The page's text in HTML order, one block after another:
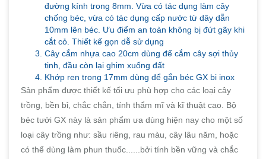
đường kính trong 8mm. Vừa có tác dụng làm cây
chống béc, vừa có tác dụng cấp nước từ dây dẫn
10mm lên béc. Ưu điểm an toàn không bị đứt gãy khi
cắt cỏ. Thiết kế gọn dễ sử dụng
Cây cắm nhựa cao 20cm dùng để cắm cây sợi thủy
tinh, đầu còn lại ghim xuống đất
Khớp ren trong 17mm dùng để gắn béc GX bi inox
Sản phẩm được thiết kế tối ưu phù hợp cho các loại cây
trồng, bền bỉ, chắc chắn, tính thẩm mĩ và kĩ thuật cao. Bộ
béc tưới GX này là sản phẩm ưa dùng hiện nay cho một số
loại cây trồng như: sầu riêng, rau màu, cây lâu năm, hoặc
có thể dùng làm phun thuốc......bởi tính bền vững và chắc